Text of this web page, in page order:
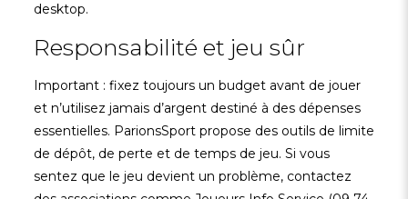
desktop.
Responsabilité et jeu sûr
Important : fixez toujours un budget avant de jouer
et n’utilisez jamais d’argent destiné à des dépenses
essentielles. ParionsSport propose des outils de limite
de dépôt, de perte et de temps de jeu. Si vous
sentez que le jeu devient un problème, contactez